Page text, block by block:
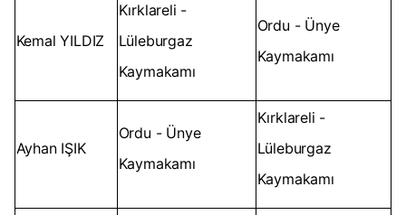
Kemal YILDIZ
Kırklareli -
Lüleburgaz
Kaymakamı
Ordu - Ünye
Kaymakamı
Ayhan IŞIK
Ordu - Ünye
Kaymakamı
Kırklareli -
Lüleburgaz
Kaymakamı